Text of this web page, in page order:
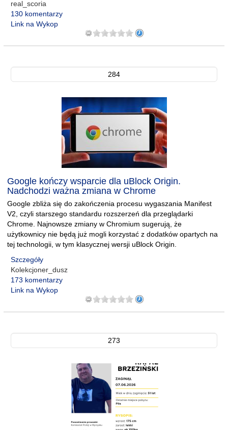
real_scoria
130 komentarzy
Link na Wykop
284
Google kończy wsparcie dla uBlock Origin.
Nadchodzi ważna zmiana w Chrome
Google zbliża się do zakończenia procesu wygaszania Manifest
V2, czyli starszego standardu rozszerzeń dla przeglądarki
Chrome. Najnowsze zmiany w Chromium sugerują, że
użytkownicy nie będą już mogli korzystać z dodatków opartych na
tej technologii, w tym klasycznej wersji uBlock Origin.
Szczegóły
Kolekcjoner_dusz
173 komentarzy
Link na Wykop
273